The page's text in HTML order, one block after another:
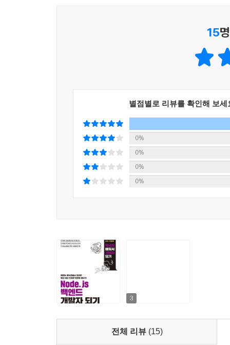
예를 들어 게시판 코드는 많지만, 실무에 진짜로
댓글 첨삭, 페이지네이션, 파일 업로드, 소셜 로그
변경하거나 수정한 코드를 확실하게 표시합니다.
현업에서처럼 이 책에서도 지속적으로 코드를
찾을 수 있게 변경 사항이 있는 코드를 삭제선과
개발 소양을 쌓아 나갑니다. 모든 장에는 연습문
알아야 하는 리눅스 명령어 21개’를 알려드립니다.
_Level 1 백엔드 개발자 입문하기
0장에서 개발 환경을 구축한 후에, 1장에서 백엔
얕은 지식을 알려드리기 때문에 생소한 단어가
나머지 책 분량을 모두 읽은 후 다시 읽어보세요.
15
별점별로 리뷰를 확인해 보세
0%
0%
0%
0%
3
전체 리뷰 (15)